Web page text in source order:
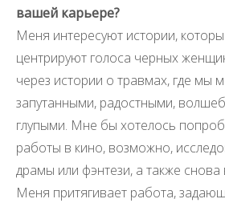
вашей карьере?
Меня интересуют истории,
центрируют голоса черных
через истории о травмах, где мы
запутанными, радостными,
глупыми. Мне бы хотелось
работы в кино, возможно,
драмы или фэнтези, а также снова
Меня притягивает работа,